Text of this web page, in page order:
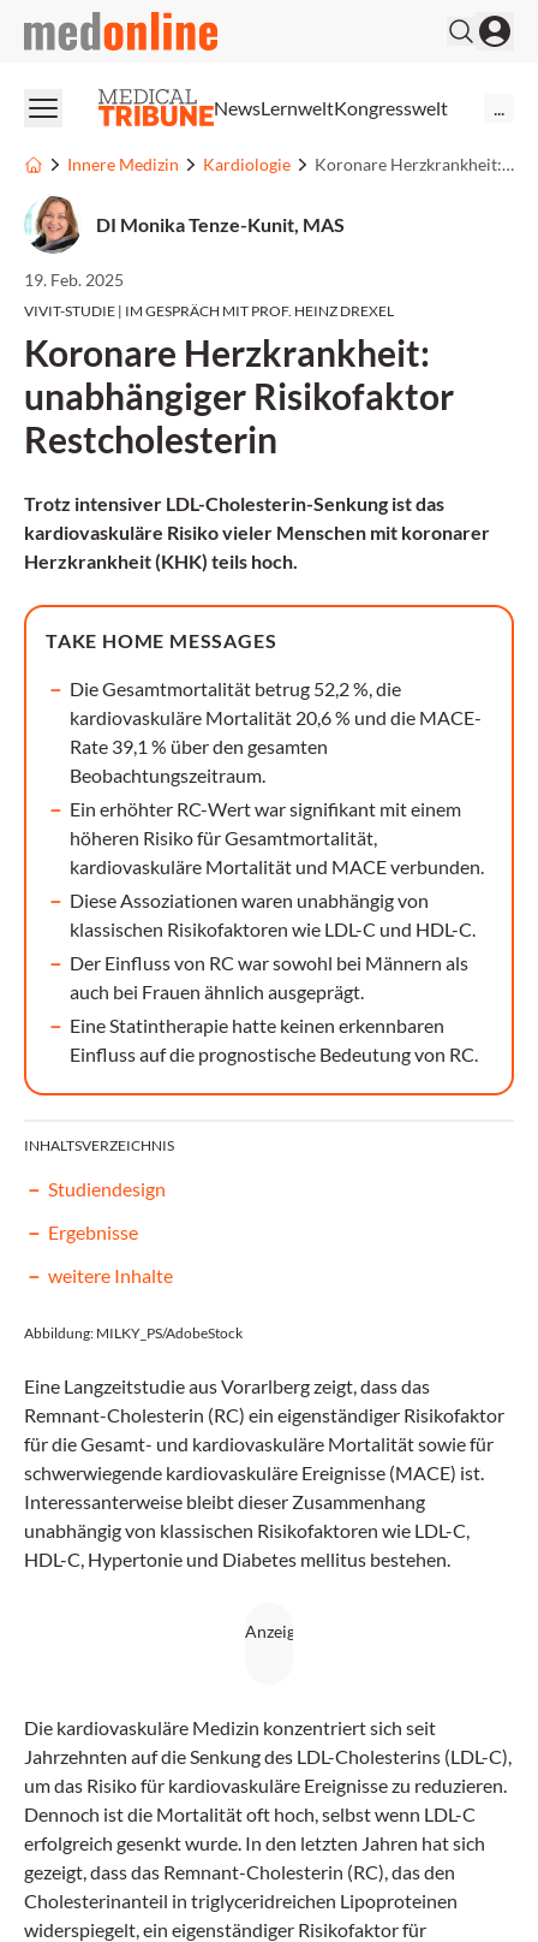
medonline
NewsLernweltKongresswelt
Innere Medizin Kardiologie Koronare Herzkrankheit: unabhängiger Risikofaktor Restcholesterin
DI Monika Tenze-Kunit, MAS
19. Feb. 2025
VIVIT-STUDIE | IM GESPRÄCH MIT PROF. HEINZ DREXEL
Koronare Herzkrankheit:
unabhängiger Risikofaktor
Restcholesterin
Trotz intensiver LDL-Cholesterin-Senkung ist das
kardiovaskuläre Risiko vieler Menschen mit koronarer
Herzkrankheit (KHK) teils hoch.
TAKE HOME MESSAGES
Die Gesamtmortalität betrug 52,2 %, die
kardiovaskuläre Mortalität 20,6 % und die MACE-
Rate 39,1 % über den gesamten
Beobachtungszeitraum.
Ein erhöhter RC-Wert war signifikant mit einem
höheren Risiko für Gesamtmortalität,
kardiovaskuläre Mortalität und MACE verbunden.
Diese Assoziationen waren unabhängig von
klassischen Risikofaktoren wie LDL-C und HDL-C.
Der Einfluss von RC war sowohl bei Männern als
auch bei Frauen ähnlich ausgeprägt.
Eine Statintherapie hatte keinen erkennbaren
Einfluss auf die prognostische Bedeutung von RC.
INHALTSVERZEICHNIS
Studiendesign
Ergebnisse
weitere Inhalte
Abbildung: MILKY_PS/AdobeStock
Eine Langzeitstudie aus Vorarlberg zeigt, dass das
Remnant-Cholesterin (RC) ein eigenständiger Risikofaktor
für die Gesamt- und kardiovaskuläre Mortalität sowie für
schwerwiegende kardiovaskuläre Ereignisse (MACE) ist.
Interessanterweise bleibt dieser Zusammenhang
unabhängig von klassischen Risikofaktoren wie LDL-C,
HDL-C, Hypertonie und Diabetes mellitus bestehen.
Die kardiovaskuläre Medizin konzentriert sich seit
Jahrzehnten auf die Senkung des LDL-Cholesterins (LDL-C),
um das Risiko für kardiovaskuläre Ereignisse zu reduzieren.
Dennoch ist die Mortalität oft hoch, selbst wenn LDL-C
erfolgreich gesenkt wurde. In den letzten Jahren hat sich
gezeigt, dass das Remnant-Cholesterin (RC), das den
Cholesterinanteil in triglyceridreichen Lipoproteinen
widerspiegelt, ein eigenständiger Risikofaktor für